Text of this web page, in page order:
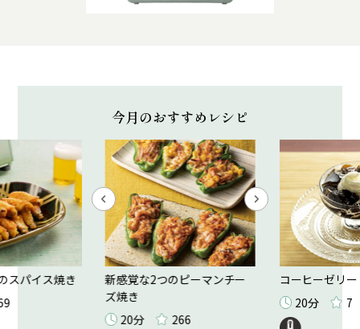
今月のおすすめレシピ
スパイス焼き
新感覚な2つのピーマンチー
ズ焼き
20分
266
コーヒーゼリー
20分
7